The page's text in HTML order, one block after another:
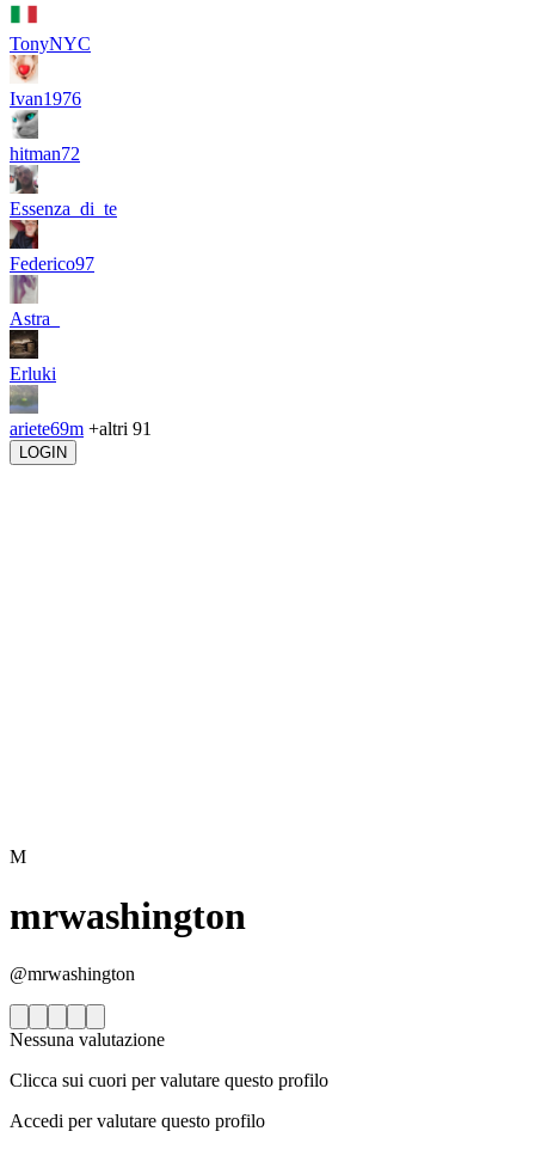
TonyNYC
Ivan1976
hitman72
Essenza_di_te
Federico97
Astra_
Erluki
ariete69m +altri 91
LOGIN
M
mrwashington
@mrwashington
Nessuna valutazione
Clicca sui cuori per valutare questo profilo
Accedi per valutare questo profilo